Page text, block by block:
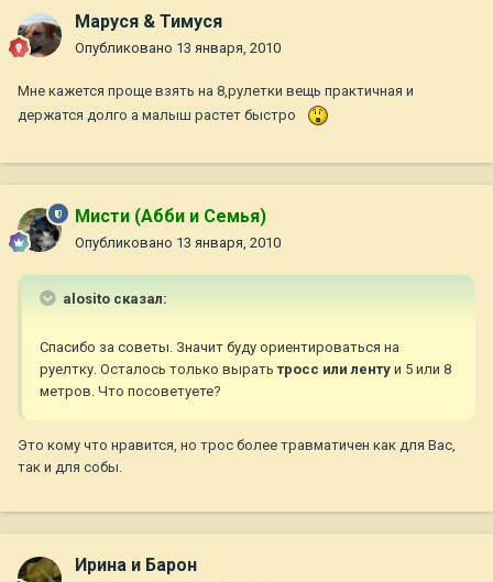
Маруся & Тимуся
Опубликовано 13 января, 2010
Мне кажется проще взять на 8,рулетки вещь практичная и
держатся долго а малыш растет быстро
Мисти (Абби и Семья)
Опубликовано 13 января, 2010
alosito сказал:
Спасибо за советы. Значит буду ориентироваться на
руелтку. Осталось только выратьтросс или ленту и 5 или 8
метров. Что посоветуете?
Это кому что нравится, но трос более травматичен как для Вас,
так и для собы.
Ирина и Барон